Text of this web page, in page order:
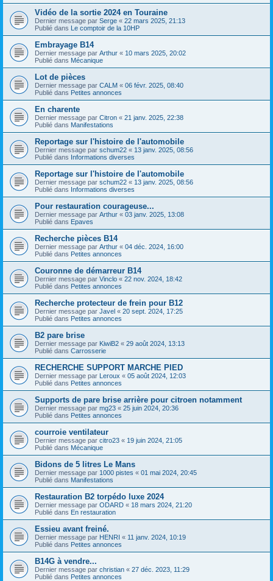
Vidéo de la sortie 2024 en Touraine
Dernier message par Serge « 22 mars 2025, 21:13
Publié dans Le comptoir de la 10HP
Embrayage B14
Dernier message par Arthur « 10 mars 2025, 20:02
Publié dans Mécanique
Lot de pièces
Dernier message par CALM « 06 févr. 2025, 08:40
Publié dans Petites annonces
En charente
Dernier message par Citron « 21 janv. 2025, 22:38
Publié dans Manifestations
Reportage sur l'histoire de l'automobile
Dernier message par schum22 « 13 janv. 2025, 08:56
Publié dans Informations diverses
Reportage sur l'histoire de l'automobile
Dernier message par schum22 « 13 janv. 2025, 08:56
Publié dans Informations diverses
Pour restauration courageuse...
Dernier message par Arthur « 03 janv. 2025, 13:08
Publié dans Epaves
Recherche pièces B14
Dernier message par Arthur « 04 déc. 2024, 16:00
Publié dans Petites annonces
Couronne de démarreur B14
Dernier message par Vinclo « 22 nov. 2024, 18:42
Publié dans Petites annonces
Recherche protecteur de frein pour B12
Dernier message par Javel « 20 sept. 2024, 17:25
Publié dans Petites annonces
B2 pare brise
Dernier message par KiwiB2 « 29 août 2024, 13:13
Publié dans Carrosserie
RECHERCHE SUPPORT MARCHE PIED
Dernier message par Leroux « 05 août 2024, 12:03
Publié dans Petites annonces
Supports de pare brise arrière pour citroen notamment
Dernier message par mg23 « 25 juin 2024, 20:36
Publié dans Petites annonces
courroie ventilateur
Dernier message par citro23 « 19 juin 2024, 21:05
Publié dans Mécanique
Bidons de 5 litres Le Mans
Dernier message par 1000 pistes « 01 mai 2024, 20:45
Publié dans Manifestations
Restauration B2 torpédo luxe 2024
Dernier message par ODARD « 18 mars 2024, 21:20
Publié dans En restauration
Essieu avant freiné.
Dernier message par HENRI « 11 janv. 2024, 10:19
Publié dans Petites annonces
B14G à vendre...
Dernier message par christian « 27 déc. 2023, 11:29
Publié dans Petites annonces